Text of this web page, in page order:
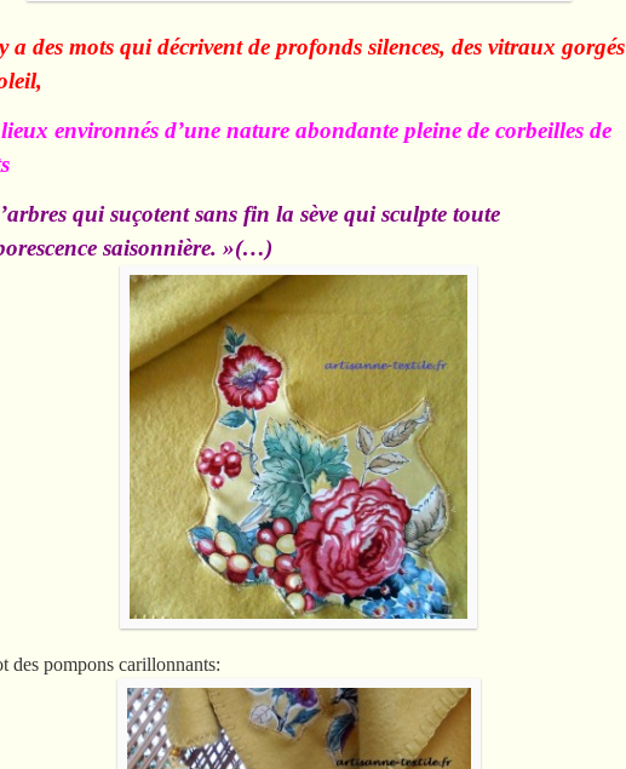
a des mots qui décrivent de profonds silences, des vitraux gorgés
environnés d’une nature abondante pleine de corbeilles de
qui suçotent sans fin la sève qui sculpte toute
saisonnière. »(…)
des pompons carillonnants: